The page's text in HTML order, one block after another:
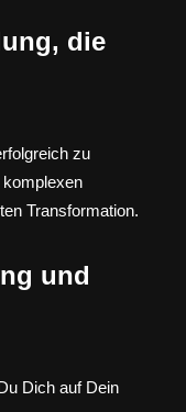
die
zu
komplexen
Transformation.
und
Dich auf Dein